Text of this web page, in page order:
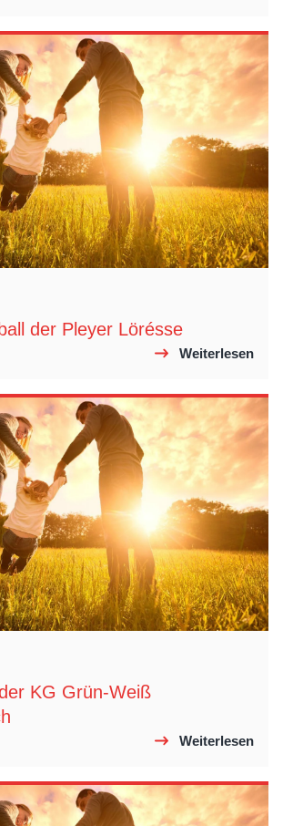
der Pleyer Lörésse
Weiterlesen
KG Grün-Weiß
Weiterlesen